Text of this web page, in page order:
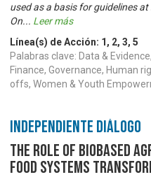
used as a basis for guidelines
On... Leer más
Línea(s) de Acción: 1 , 2, 3, 5
Palabras clave: Data &
Finance, Governance, Human
offs, Women & Youth
Independiente Diálogo
The Role of Biobased
Food Systems